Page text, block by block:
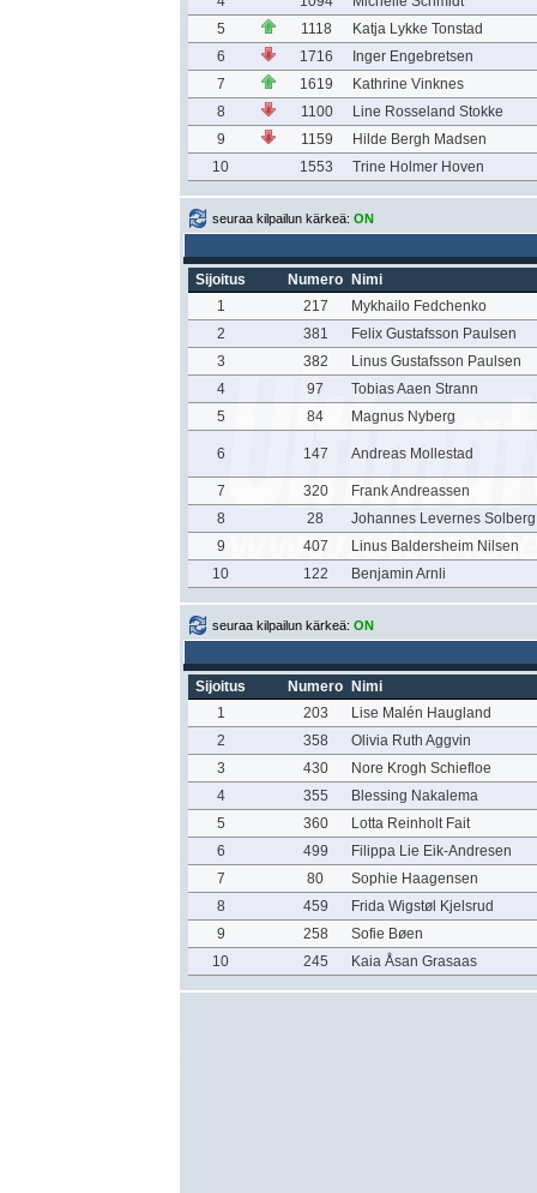
5
1118
Katja Lykke Tonstad
6
1716
Inger Engebretsen
7
1619
Kathrine Vinknes
8
1100
Line Rosseland Stokke
9
1159
Hilde Bergh Madsen
10
1553 Trine Holmer Hoven
seuraa kilpailun kärkeä: ON
Sijoitus Numero
Nimi
1
217
Mykhailo Fedchenko
2
381
Felix Gustafsson Paulsen
3
382
Linus Gustafsson Paulsen
4
97
Tobias Aaen Strann
5
84 Magnus Nyberg
6 147 Andreas Mollestad
7 320
Frank Andreassen
8
28
Johannes Levernes Solberg
9
407
Linus Baldersheim Nilsen
10
122 Benjamin Arnli
seuraa kilpailun kärkeä: ON
Sijoitus Numero
Nimi
1
203
Lise Malén Haugland
2
358
Olivia Ruth Aggvin
3
430
Nore Krogh Schiefloe
4
355
Blessing Nakalema
5
360
Lotta Reinholt Fait
6
499
Filippa Lie Eik-Andresen
7
80
Sophie Haagensen
8
459
Frida Wigstøl Kjelsrud
9
258
Sofie Bøen
10
245 Kaia Åsan Grasaas